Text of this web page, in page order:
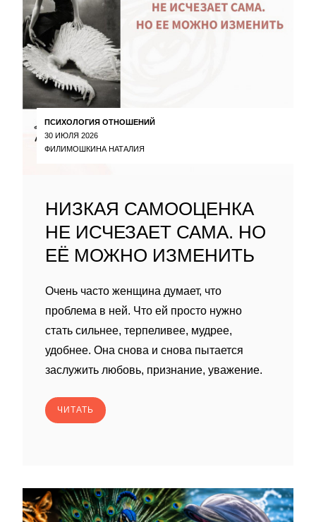
ПСИХОЛОГИЯ ОТНОШЕНИЙ
30 ИЮЛЯ 2026
ФИЛИМОШКИНА НАТАЛИЯ
НИЗКАЯ САМООЦЕНКА
НЕ ИСЧЕЗАЕТ САМА. НО
ЕЁ МОЖНО ИЗМЕНИТЬ
Очень часто женщина думает, что
проблема в ней. Что ей просто нужно
стать сильнее, терпеливее, мудрее,
удобнее. Она снова и снова пытается
заслужить любовь, признание, уважение.
ЧИТАТЬ